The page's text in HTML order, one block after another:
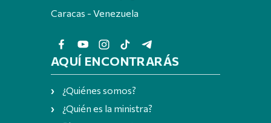
Caracas - Venezuela
AQUÍ ENCONTRARÁS
¿Quiénes somos?
¿Quién es la ministra?